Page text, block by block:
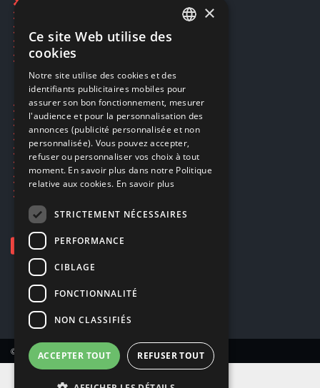
Restauration CD griffés
Réparations & SAV
Smartpoints
Ecogaming
Expédition & retours
Confidentialité
Conditions générales
EA Sport UFC 6
Call of Duty: Modern Warfare 4
Rachat et revente de jeux en cash
© Copyright 2026 Smartoys SA – Tous droits réservés.
ENGLISH
×
Ce site Web utilise des
cookies
Notre site utilise des cookies et des
identifiants publicitaires mobiles pour
assurer son bon fonctionnement, mesurer
l'audience et pour la personnalisation des
annonces (publicité personnalisée et non
personnalisée). Vous pouvez accepter,
refuser ou personnaliser vos choix à tout
moment. En savoir plus dans notre Politique
relative aux cookies. En savoir plus
STRICTEMENT NÉCESSAIRES
PERFORMANCE
CIBLAGE
FONCTIONNALITÉ
NON CLASSIFIÉS
ACCEPTER TOUT REFUSER TOUT